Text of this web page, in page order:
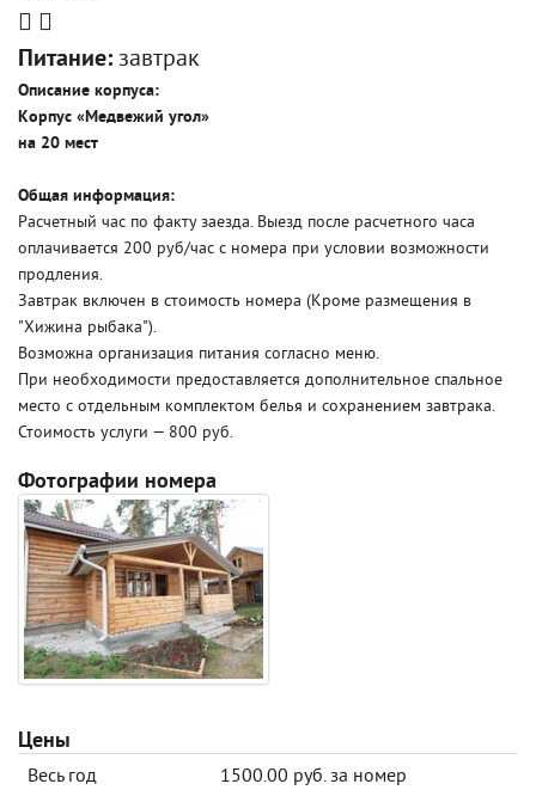
Питание: завтрак
Описание корпуса:
Корпус «Медвежий угол»
на 20 мест
Общая информация:
Расчетный час по факту заезда. Выезд после расчетного часа
оплачивается 200 руб/час с номера при условии возможности
продления.
Завтрак включен в стоимость номера (Кроме размещения в
"Хижина рыбака").
Возможна организация питания согласно меню.
При необходимости предоставляется дополнительное спальное
место с отдельным комплектом белья и сохранением завтрака.
Стоимость услуги — 800 руб.
Фотографии номера
Цены
Весь год
1500.00 руб. за номер